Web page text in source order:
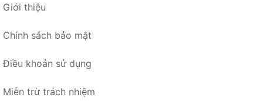
Giới thiệu
Chính sách bảo mật
Điều khoản sử dụng
Miễn trừ trách nhiệm